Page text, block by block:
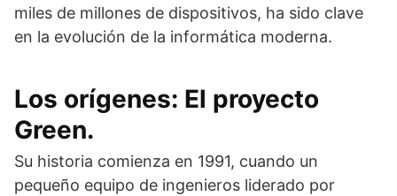
miles de millones de dispositivos, ha sido clave
en la evolución de la informática moderna.
Los orígenes: El proyecto
Green.
Su historia comienza en 1991, cuando un
pequeño equipo de ingenieros liderado por